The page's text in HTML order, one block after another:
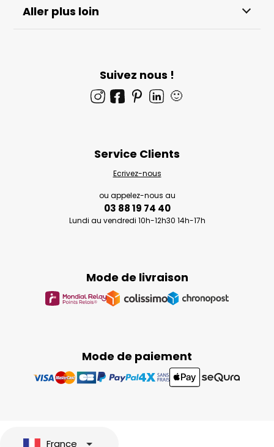
Aller plus loin
Suivez nous !
🙂
Mode de paiement
Mode de livraison
Service Clients
Ecrivez-nous
ou appelez-nous au
03 88 19 74 40
Lundi au vendredi 10h-12h30 14h-17h
France